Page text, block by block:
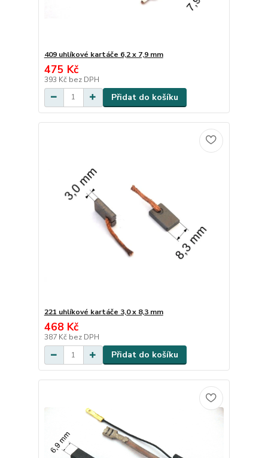
409 uhlíkové kartáče 6,2 x 7,9 mm
475 Kč
393 Kč bez DPH
Přidat do košíku
221 uhlíkové kartáče 3,0 x 8,3 mm
468 Kč
387 Kč bez DPH
Přidat do košíku